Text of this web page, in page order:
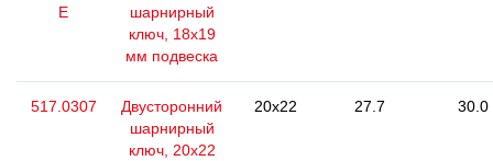
E
шарнирный
ключ, 18x19
мм подвеска
517.0307
Двусторонний
шарнирный
ключ, 20х22
20x22 27.7 30.0